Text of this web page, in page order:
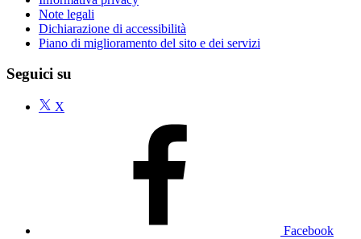
Note legali
Dichiarazione di accessibilità
Piano di miglioramento del sito e dei servizi
Seguici su
X
Facebook